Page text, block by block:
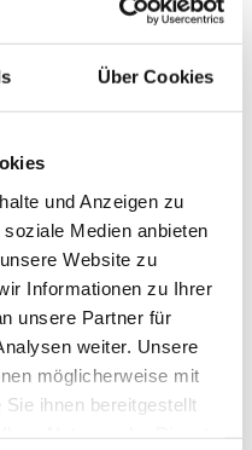
Über Cookies
und Anzeigen zu
Medien anbieten
Website zu
Informationen zu Ihrer
unsere Partner für
weiter. Unsere
möglicherweise mit
ihnen bereitgestellt
Gartenhäusern:
oder schaffen Sie einen
in Ihrem Garten.
Level mit
Genießen
und robusten
schneiden Ihr Holz
in Ihr Projekt passt.